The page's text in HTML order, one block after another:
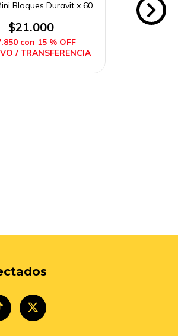
Bloques Duravit x 60
$21.000
con 15 % OFF
/ TRANSFERENCIA
Valija